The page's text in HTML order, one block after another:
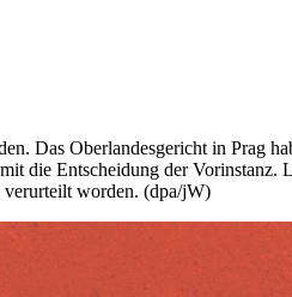
Das Oberlandesgericht in Prag
die Entscheidung der
verurteilt worden. (dpa/jW)